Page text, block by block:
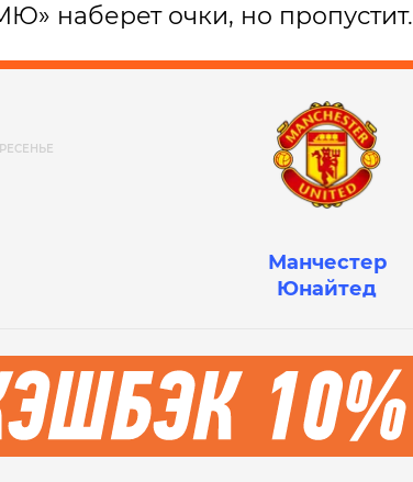
наберет очки, но пропустит.
Манчестер
Юнайтед